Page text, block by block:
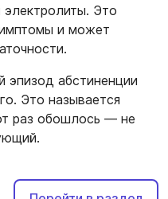
электролиты. Это
и может
абстиненции
Это называется
раз обошлось — не